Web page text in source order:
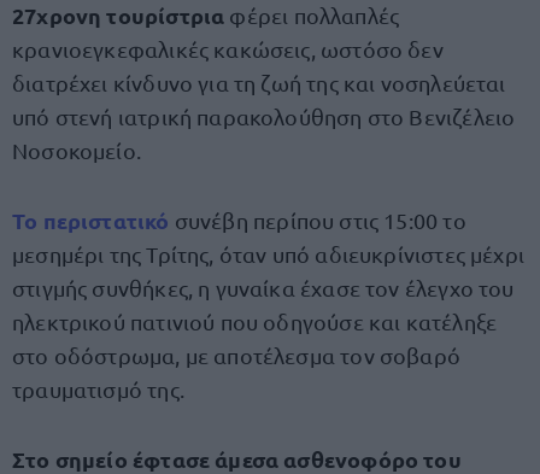
27χρονη τουρίστρια φέρει πολλαπλές
κρανιοεγκεφαλικές κακώσεις, ωστόσο δεν
διατρέχει κίνδυνο για τη ζωή της και νοσηλεύεται
υπό στενή ιατρική παρακολούθηση στο Βενιζέλειο
Νοσοκομείο.
Το περιστατικό συνέβη περίπου στις 15:00 το
μεσημέρι της Τρίτης, όταν υπό αδιευκρίνιστες μέχρι
στιγμής συνθήκες, η γυναίκα έχασε τον έλεγχο του
ηλεκτρικού πατινιού που οδηγούσε και κατέληξε
στο οδόστρωμα, με αποτέλεσμα τον σοβαρό
τραυματισμό της.
Στο σημείο έφτασε άμεσα ασθενοφόρο του